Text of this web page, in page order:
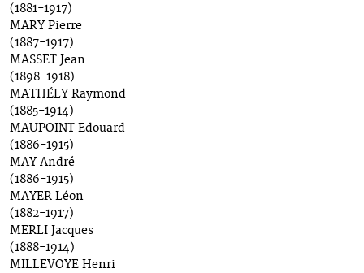
(1881-1917)
MARY Pierre
(1887-1917)
MASSET Jean
(1898-1918)
MATHÉLY Raymond
(1885-1914)
MAUPOINT Edouard
(1886-1915)
MAY André
(1886-1915)
MAYER Léon
(1882-1917)
MERLI Jacques
(1888-1914)
MILLEVOYE Henri